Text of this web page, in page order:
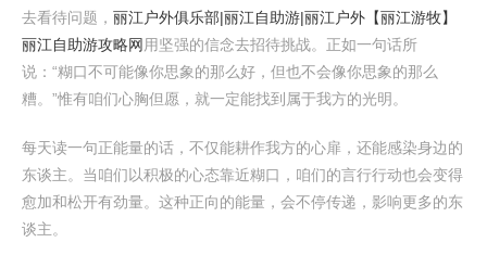
去看待问题， 丽江户外俱乐部|丽江自助游|丽江户外【丽江游牧】
丽江自助游攻略网 用坚强的信念去招待挑战。正如一句话所
说：“糊口不可能像你思象的那么好，但也不会像你思象的那么
糟。”惟有咱们心胸但愿，就一定能找到属于我方的光明。
每天读一句正能量的话，不仅能耕作我方的心扉，还能感染身边的
东谈主。当咱们以积极的心态靠近糊口，咱们的言行行动也会变得
愈加和松开有劲量。这种正向的能量，会不停传递，影响更多的东
谈主。